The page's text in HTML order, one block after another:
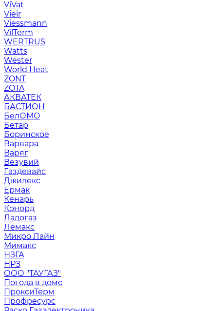
ViVat
Vieir
Viessmann
VilTerm
WERTRUS
Watts
Wester
World Heat
ZONT
ZOTA
АКВАТЕК
БАСТИОН
БелОМО
Бетар
Боринское
Варвара
Варяг
Везувий
Газдевайс
Джилекс
Ермак
Кенарь
Конорд
Ладогаз
Лемакс
Микро Лайн
Мимакс
НЗГА
НРЗ
ООО "ТАУГАЗ"
Погода в доме
ПроксиТерм
Профресурс